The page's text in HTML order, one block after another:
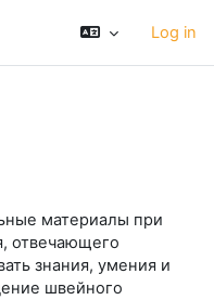
Log in
материалы при
отвечающего
знания, умения и
швейного